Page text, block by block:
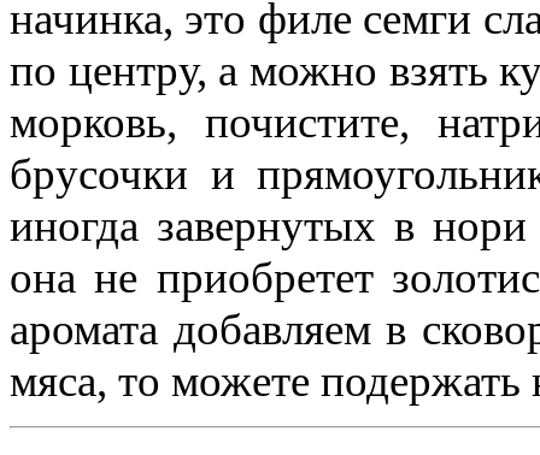
начинка, это филе семги
по центру, а можно взять
морковь, почистите,
брусочки и
иногда завернутых в
она не приобретет
аромата добавляем в
мяса, то можете